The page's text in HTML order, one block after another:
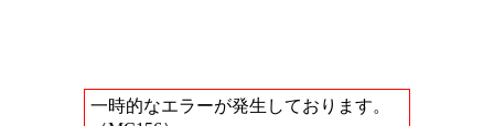
一時的なエラーが発生しております。